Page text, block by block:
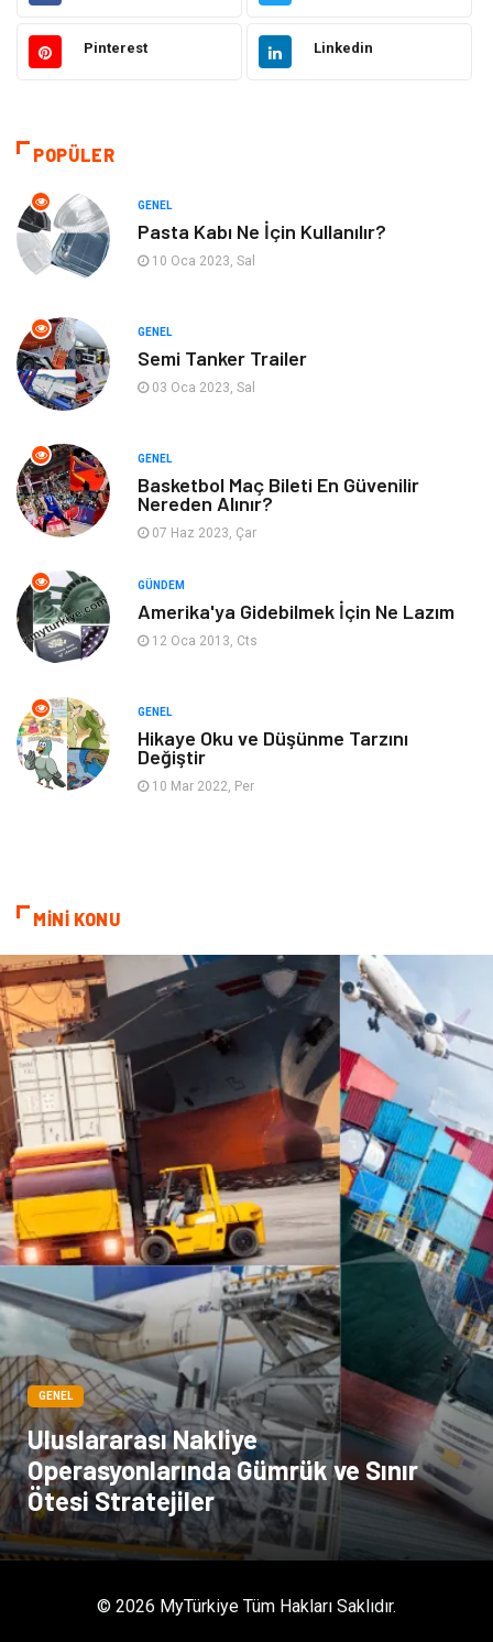
Hukuk Elektrik Elektronik
Makine
Kültür
Güzellik & Bakım
Finans & Ekonomi
Bilgisayar & Yazılım Mobilya
Bebek Giyim Moda
Blogroll
Markalar
Restaurant
Tarih
Pinterest Linkedin
POPÜLER
GENEL
Pasta Kabı Ne İçin Kullanılır?
10 Oca 2023, Sal
GENEL
Semi Tanker Trailer
03 Oca 2023, Sal
GENEL
Basketbol Maç Bileti En Güvenilir
Nereden Alınır?
07 Haz 2023, Çar
GÜNDEM
Amerika'ya Gidebilmek İçin Ne Lazım
12 Oca 2013, Cts
GENEL
Hikaye Oku ve Düşünme Tarzını
Değiştir
10 Mar 2022, Per
MİNİ KONU
GENEL
Uluslararası Nakliye
Operasyonlarında Gümrük ve Sınır
Ötesi Stratejiler
© 2026 MyTürkiye Tüm Hakları Saklıdır.